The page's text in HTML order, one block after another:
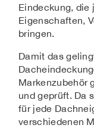
Eindeckung,
Eigenschaften,
bringen.
Damit das
Markenzubehör
und geprüft. Da
für jede
verschiedenen